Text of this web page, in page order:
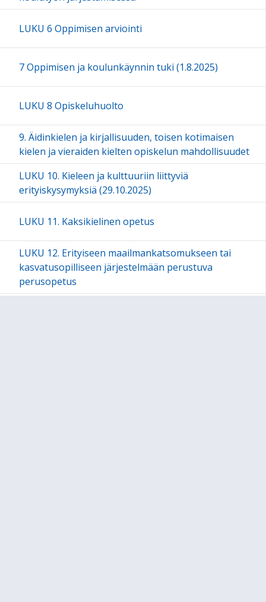
LUKU 6 Oppimisen arviointi
7 Oppimisen ja koulunkäynnin tuki (1.8.2025)
LUKU 8 Opiskeluhuolto
9. Äidinkielen ja kirjallisuuden, toisen kotimaisen
kielen ja vieraiden kielten opiskelun mahdollisuudet
LUKU 10. Kieleen ja kulttuuriin liittyviä
erityiskysymyksiä (29.10.2025)
LUKU 11. Kaksikielinen opetus
LUKU 12. Erityiseen maailmankatsomukseen tai
kasvatusopilliseen järjestelmään perustuva
perusopetus